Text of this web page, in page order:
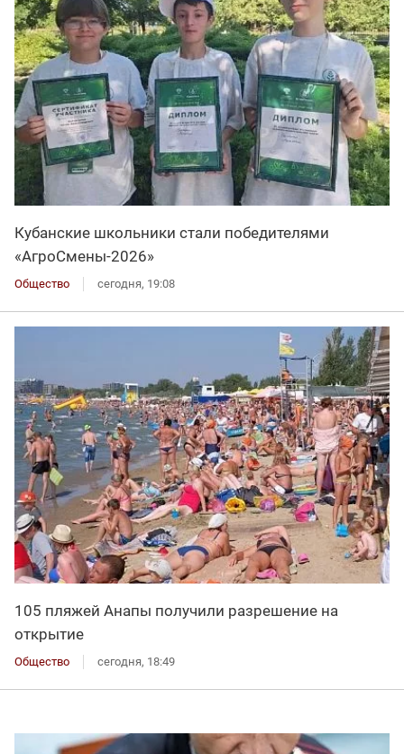
Кубанские школьники стали победителями
«АгроСмены-2026»
Общество сегодня, 19:08
105 пляжей Анапы получили разрешение на
открытие
Общество сегодня, 18:49